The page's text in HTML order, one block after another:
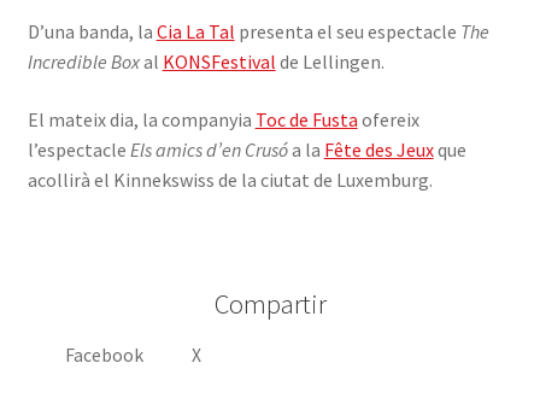
D’una banda, la Cia La Tal presenta el seu espectacle The
Incredible Boxal KONSFestival de Lellingen.
El mateix dia, la companyia Toc de Fusta ofereix
l’espectacle Els amics d’en Crusóa la Fête des Jeuxque
acollirà el Kinnekswiss de la ciutat de Luxemburg.
Compartir
Facebook X